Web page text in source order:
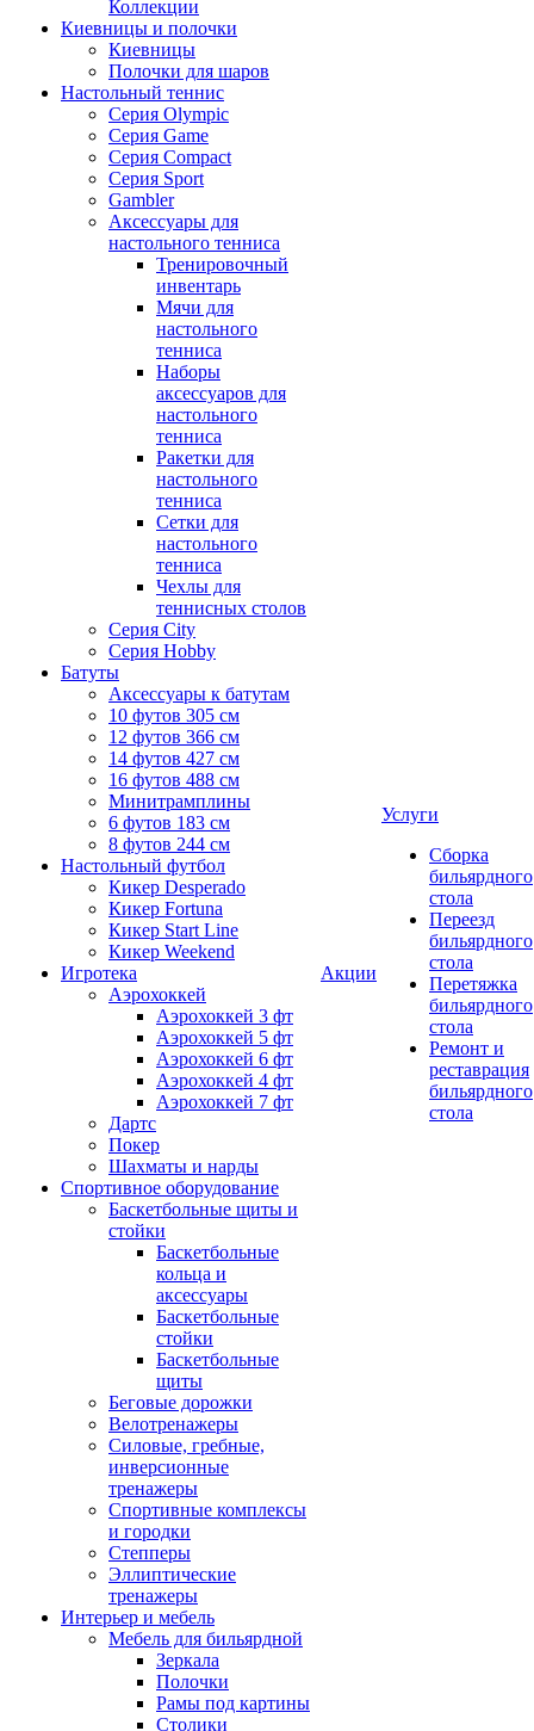
Коллекции
Киевницы и полочки
Киевницы
Полочки для шаров
Настольный теннис
Серия Olympic
Серия Game
Серия Compact
Серия Sport
Gambler
Аксессуары для
настольного тенниса
Тренировочный
инвентарь
Мячи для
настольного
тенниса
Наборы
аксессуаров для
настольного
тенниса
Ракетки для
настольного
тенниса
Сетки для
настольного
тенниса
Чехлы для
теннисных столов
Серия City
Серия Hobby
Батуты
Аксессуары к батутам
10 футов 305 см
12 футов 366 см
14 футов 427 см
16 футов 488 см
Минитрамплины
6 футов 183 см
8 футов 244 см
Настольный футбол
Кикер Desperado
Кикер Fortuna
Кикер Start Line
Кикер Weekend
Игротека
Аэрохоккей
Аэрохоккей 3 фт
Аэрохоккей 5 фт
Аэрохоккей 6 фт
Аэрохоккей 4 фт
Аэрохоккей 7 фт
Дартс
Покер
Шахматы и нарды
Спортивное оборудование
Баскетбольные щиты и
стойки
Баскетбольные
кольца и
аксессуары
Баскетбольные
стойки
Баскетбольные
щиты
Беговые дорожки
Велотренажеры
Силовые, гребные,
инверсионные
тренажеры
Спортивные комплексы
и городки
Степперы
Эллиптические
тренажеры
Интерьер и мебель
Мебель для бильярдной
Зеркала
Полочки
Рамы под картины
Столики
Акции
Услуги
Сборка
бильярдного
стола
Переезд
бильярдного
стола
Перетяжка
бильярдного
стола
Ремонт и
реставрация
бильярдного
стола